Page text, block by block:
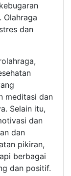
Olahraga
dan
meditasi dan
Selain itu,
dan
dan
pikiran,
berbagai
dan positif.